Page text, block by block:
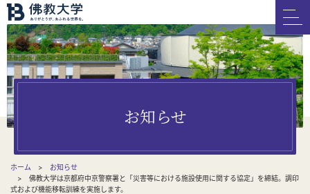
お知らせ
ホーム
お知らせ
佛教大学は京都府中京警察署と「災害等における施設使用に関する協定」を締結。調印
式および機能移転訓練を実施します。